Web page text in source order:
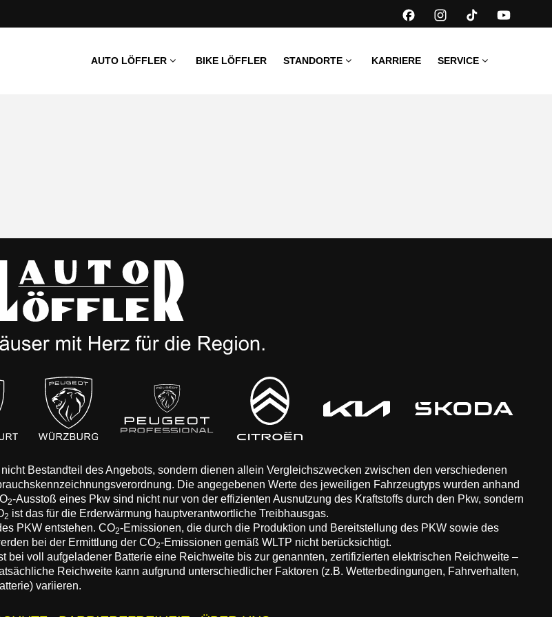
AUTO LÖFFLER BIKE LÖFFLER STANDORTE KARRIERE SERVICE
Bestandteil des Angebots, sondern dienen allein Vergleichszwecken zwischen den verschiedenen
Die angegebenen Werte des jeweiligen Fahrzeugtyps wurden anhand
2-Ausstoß eines Pkw sind nicht nur von der effizienten Ausnutzung des Kraftstoffs durch den Pkw, sondern
2 ist das für die Erderwärmung hauptverantwortliche Treibhausgas.
PKW entstehen. CO2-Emissionen, die durch die Produktion und Bereitstellung des PKW sowie des
bei der Ermittlung der CO2-Emissionen gemäß WLTP nicht berücksichtigt.
bei voll aufgeladener Batterie eine Reichweite bis zur genannten, zertifizierten elektrischen Reichweite –
Reichweite kann aufgrund unterschiedlicher Faktoren (z.B. Wetterbedingungen, Fahrverhalten,
variieren.